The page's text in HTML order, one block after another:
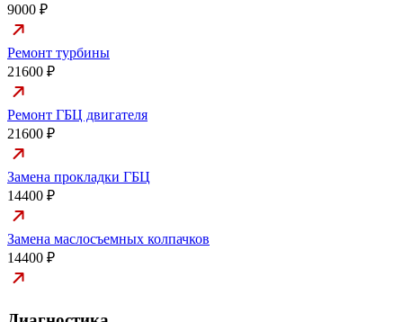
9000 ₽
Ремонт турбины
21600 ₽
Ремонт ГБЦ двигателя
21600 ₽
Замена прокладки ГБЦ
14400 ₽
Замена маслосъемных колпачков
14400 ₽